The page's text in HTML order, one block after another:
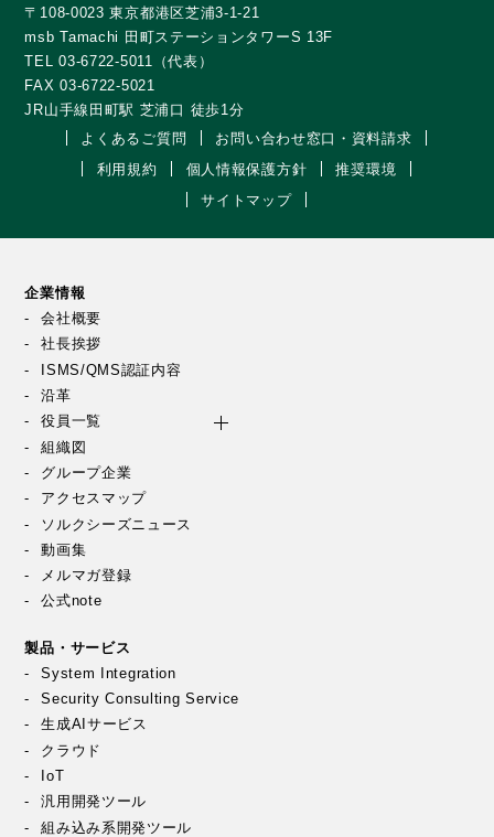
〒108-0023 東京都港区芝浦3-1-21
msb Tamachi 田町ステーションタワーS 13F
TEL 03-6722-5011（代表）
FAX 03-6722-5021
JR山手線田町駅 芝浦口 徒歩1分
よくあるご質問
お問い合わせ窓口・資料請求
利用規約
個人情報保護方針
推奨環境
サイトマップ
企業情報
会社概要
社長挨拶
ISMS/QMS認証内容
沿革
役員一覧
組織図
グループ企業
アクセスマップ
ソルクシーズニュース
動画集
メルマガ登録
公式note
製品・サービス
System Integration
Security Consulting Service
生成AIサービス
クラウド
IoT
汎用開発ツール
組み込み系開発ツール